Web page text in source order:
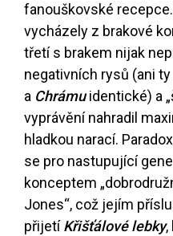
fanouškovské
vycházely z brakové
třetí s brakem nijak
negativních rysů (ani
a Chrámuidentické) a
vyprávění nahradil
hladkou narací.
se pro nastupující
konceptem
Jones“, což jejím
přijetíKřišťálové lebky,